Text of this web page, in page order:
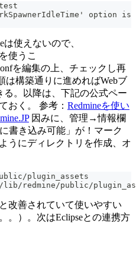
は使えないので、
使うこ
を編集の上、チェックし再
は構築通りに進めればWebブ
る。以降は、下記の公式ペー
おく。 参考： Redmineを使い
因みに、管理→情報欄
書き込み可能」が！マーク
うにディレクトリを作成、オ
plugin_assets
lib/redmine/public/
改善されていて使いやすい
。）。次はEclipseとの連携方